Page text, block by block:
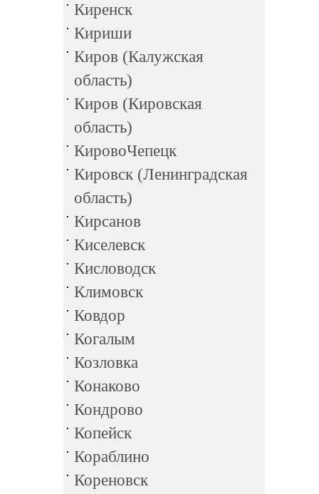
Киренск
Кириши
Киров (Калужская
область)
Киров (Кировская
область)
КировоЧепецк
Кировск (Ленинградская
область)
Кирсанов
Киселевск
Кисловодск
Климовск
Ковдор
Когалым
Козловка
Конаково
Кондрово
Копейск
Кораблино
Кореновск